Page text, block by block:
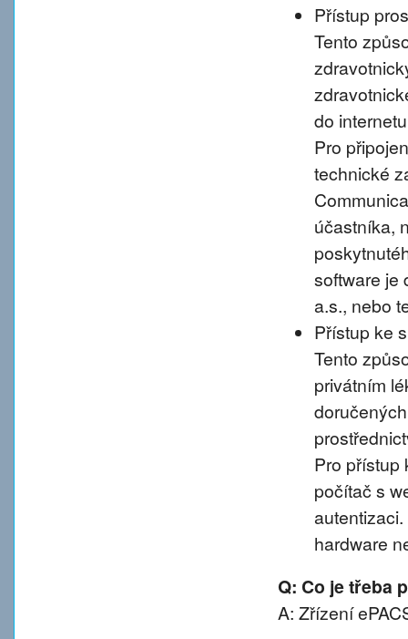
Přístup
Tento
do
Pro
technické
účastníka,
software je
a.s., nebo
Přístup ke
Tento
privátním
Pro přístup
počítač s
hardware
Q: Co je třeba
A: Zřízení